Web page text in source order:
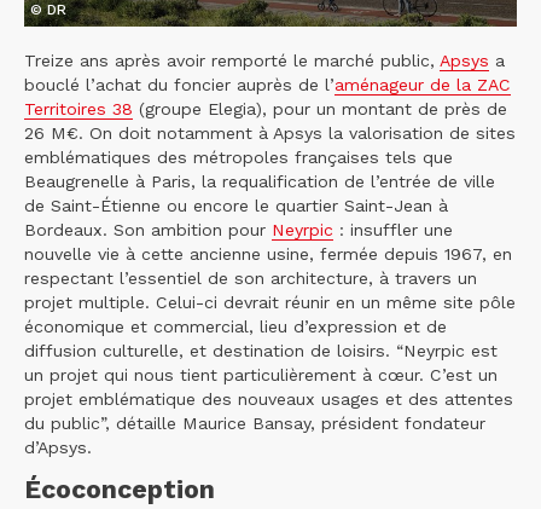
© DR
Treize ans après avoir remporté le marché public, Apsys a
bouclé l’achat du foncier auprès de l’aménageur de la ZAC
Territoires 38 (groupe Elegia), pour un montant de près de
26 M€. On doit notamment à Apsys la valorisation de sites
emblématiques des métropoles françaises tels que
Beaugrenelle à Paris, la requalification de l’entrée de ville
de Saint-Étienne ou encore le quartier Saint-Jean à
Bordeaux. Son ambition pour Neyrpic : insuffler une
nouvelle vie à cette ancienne usine, fermée depuis 1967, en
respectant l’essentiel de son architecture, à travers un
projet multiple. Celui-ci devrait réunir en un même site pôle
économique et commercial, lieu d’expression et de
diffusion culturelle, et destination de loisirs. “Neyrpic est
un projet qui nous tient particulièrement à cœur. C’est un
projet emblématique des nouveaux usages et des attentes
du public”, détaille Maurice Bansay, président fondateur
d’Apsys.
Écoconception